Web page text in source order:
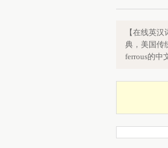
【在线英
典，美国传
ferrous的中